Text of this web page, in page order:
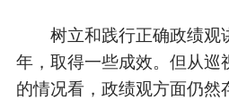
树立和践行正确政绩观
年，取得一些成效。但从巡
的情况看，政绩观方面仍然